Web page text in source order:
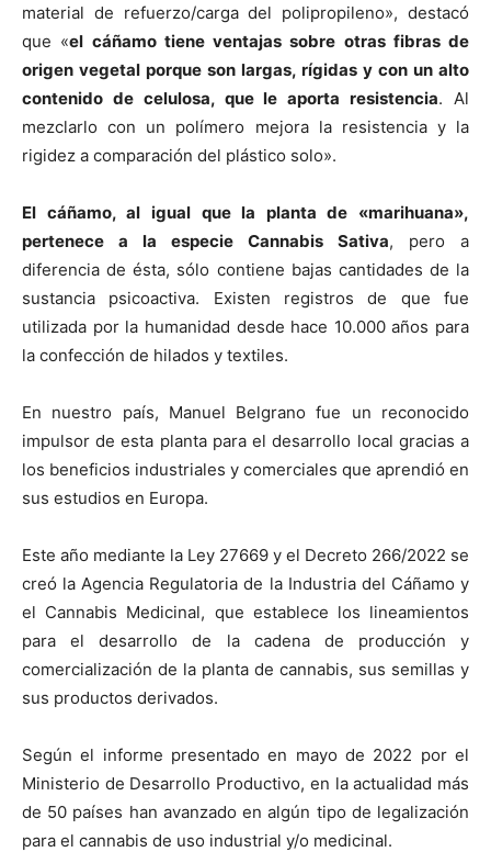
material de refuerzo/carga del polipropileno», destacó
que «el cáñamo tiene ventajas sobre otras fibras de
origen vegetal porque son largas, rígidas y con un alto
contenido de celulosa, que le aporta resistencia. Al
mezclarlo con un polímero mejora la resistencia y la
rigidez a comparación del plástico solo».
El cáñamo, al igual que la planta de «marihuana»,
pertenece a la especie Cannabis Sativa, pero a
diferencia de ésta, sólo contiene bajas cantidades de la
sustancia psicoactiva. Existen registros de que fue
utilizada por la humanidad desde hace 10.000 años para
la confección de hilados y textiles.
En nuestro país, Manuel Belgrano fue un reconocido
impulsor de esta planta para el desarrollo local gracias a
los beneficios industriales y comerciales que aprendió en
sus estudios en Europa.
Este año mediante la Ley 27669 y el Decreto 266/2022 se
creó la Agencia Regulatoria de la Industria del Cáñamo y
el Cannabis Medicinal, que establece los lineamientos
para el desarrollo de la cadena de producción y
comercialización de la planta de cannabis, sus semillas y
sus productos derivados.
Según el informe presentado en mayo de 2022 por el
Ministerio de Desarrollo Productivo, en la actualidad más
de 50 países han avanzado en algún tipo de legalización
para el cannabis de uso industrial y/o medicinal.